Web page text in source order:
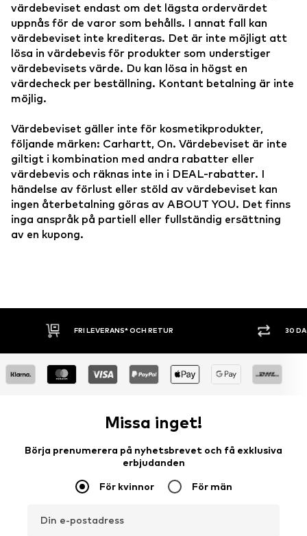
värdebeviset endast om det lägsta ordervärdet
uppnås för de varor som behålls. I annat fall kan
värdebeviset inte krediteras. Det är inte möjligt att
lösa in värdebevis för produkter som understiger
värdebevisets värde. Du kan lösa in högst en
värdecheck per beställning. Kontant betalning är inte
möjlig.
Värdebeviset gäller inte för kosmetikprodukter,
följande märken: Carhartt, On. Värdebeviset är inte
giltigt i kombination med andra rabatter eller
värdebevis och räknas inte in i DEAL-rabatter. I
händelse av förlust eller stöld av värdebeviset kan
ingen återbetalning göras av ABOUT YOU. Det finns
inga anspråk på partiell eller fullständig ersättning
av en kupong.
FRI LEVERANS* OCH RETUR 30
Missa inget!
Börja prenumerera på nyhetsbrevet och få exklusiva
erbjudanden
För kvinnor För män
Din e-postadress